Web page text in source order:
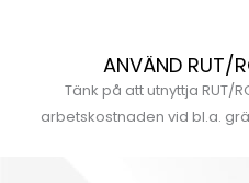
ANVÄND RUT/
Tänk på att utnyttja RUT/
arbetskostnaden vid bl.a.